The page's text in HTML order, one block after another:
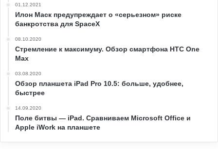
01.12.2021
Илон Маск предупреждает о «серьезном» риске
банкротства для SpaceX
08.10.2020
Стремление к максимуму. Обзор смартфона HTC One
Max
03.08.2020
Обзор планшета iPad Pro 10.5: больше, удобнее,
быстрее
14.09.2020
Поле битвы — iPad. Сравниваем Microsoft Office и
Apple iWork на планшете